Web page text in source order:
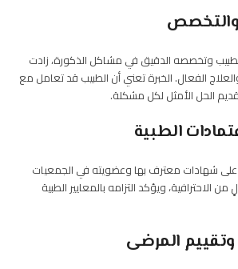
والتخصص
وتخصصه الدقيق في مشاكل الذكورة، زادت
الفعال. الخبرة تعني أن الطبيب قد تعامل مع
الحل الأمثل لكل مشكلة.
الطبية
شهادات معترف بها وعضويته في الجمعيات
ويؤكد التزامه بالمعايير الطبية
المرضى